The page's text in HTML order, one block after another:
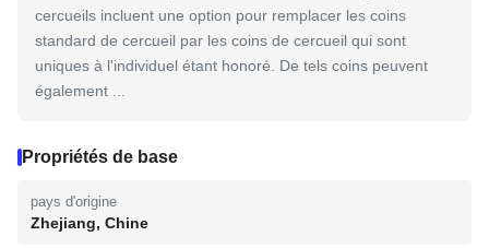
cercueils incluent une option pour remplacer les coins
standard de cercueil par les coins de cercueil qui sont
uniques à l'individuel étant honoré. De tels coins peuvent
également ...
Propriétés de base
pays d'origine
Zhejiang, Chine